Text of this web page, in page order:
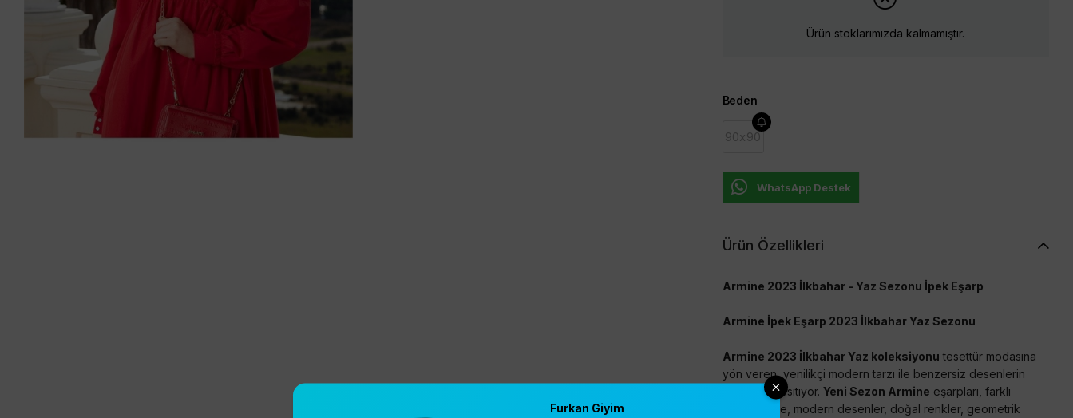
Ürün stoklarımızda kalmamıştır.
Beden
90x90
WhatsApp Destek
Ürün Özellikleri
Armine 2023 İlkbahar - Yaz Sezonu İpek Eşarp
Armine İpek Eşarp 2023 İlkbahar Yaz Sezonu
Armine 2023 İlkbahar Yaz koleksiyonu tesettür modasına
yön veren, yenilikçi modern tarzı ile benzersiz desenlerin
asaletini yansıtıyor. Yeni Sezon Armine eşarpları, farklı
modelleriyle, modern desenler, doğal renkler, geometrik
Furkan Giyim